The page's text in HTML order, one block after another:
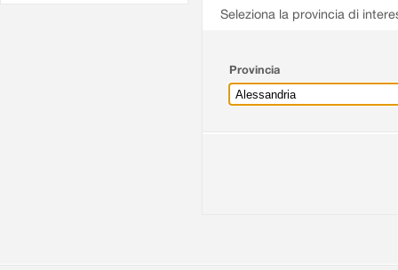
Seleziona la provincia di
Provincia